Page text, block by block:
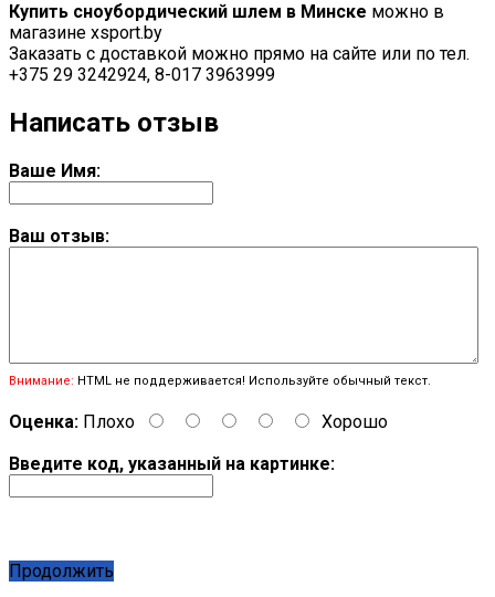
Купить сноубордический шлем в Минске можно в
магазине xsport.by
Заказать с доставкой можно прямо на сайте или по тел.
+375 29 3242924, 8-017 3963999
Написать отзыв
Ваше Имя:
Ваш отзыв:
Внимание: HTML не поддерживается! Используйте обычный текст.
Оценка: Плохо
Хорошо
Введите код, указанный на картинке:
Продолжить